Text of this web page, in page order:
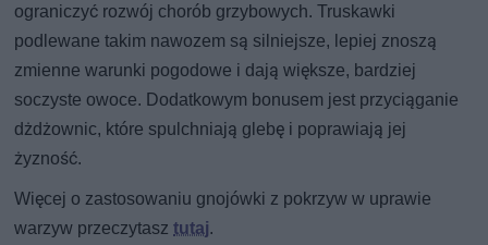
ograniczyć rozwój chorób grzybowych. Truskawki
podlewane takim nawozem są silniejsze, lepiej znoszą
zmienne warunki pogodowe i dają większe, bardziej
soczyste owoce. Dodatkowym bonusem jest przyciąganie
dżdżownic, które spulchniają glebę i poprawiają jej
żyzność.
Więcej o zastosowaniu gnojówki z pokrzyw w uprawie
warzyw przeczytasztutaj.